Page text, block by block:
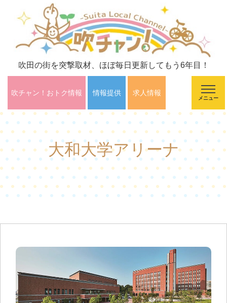
吹田の街を突撃取材、ほぼ毎日更新してもう6年目！
吹チャン！おトク情報 情報提供 求人情報
メニュー
大和大学アリーナ